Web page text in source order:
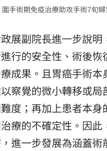
圍手術期免疫治療助攻手術7旬
展副院長進一步說
行的安全性、術後
成果。且胃癌手術
察覺的微小轉移或
度；再加上患者本
療的不確定性。因
進一步發展為涵蓋